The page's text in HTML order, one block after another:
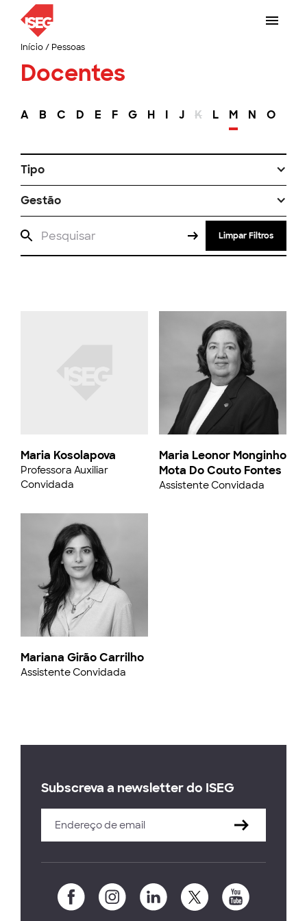
Início/ Pessoas
Docentes
A B C D E F G H I J K L M N O
Tipo
Gestão
Limpar Filtros
Maria Kosolapova
Professora Auxiliar
Convidada
Mariana Girão Carrilho
Assistente Convidada
Maria Leonor Monginho
Mota Do Couto Fontes
Assistente Convidada
Subscreva a newsletter do ISEG